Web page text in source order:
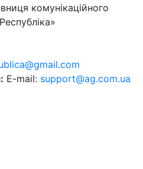
комунікаційного
E-mail: support@ag.com.ua